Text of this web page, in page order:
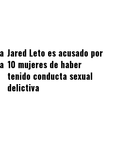
Jared Leto es acusado por
10 mujeres de haber
tenido conducta sexual
delictiva